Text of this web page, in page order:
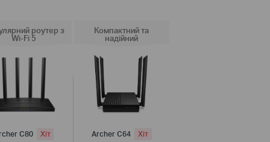
роутер з
Wi-Fi 5
C80
Хіт
Компактний та
надійний
Archer C64
Хіт